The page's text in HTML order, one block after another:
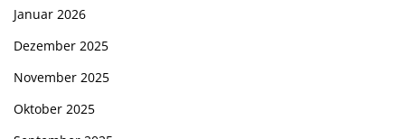
Januar 2026
Dezember 2025
November 2025
Oktober 2025